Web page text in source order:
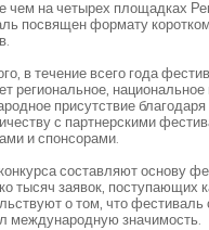
чем на четырех площадках
посвящен формату
в течение всего года
региональное, национальное
присутствие благодаря
с партнерскими
и спонсорами.
составляют основу
тысяч заявок, поступающих
о том, что фестиваль
международную значимость.